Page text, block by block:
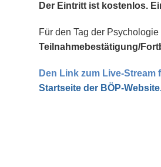
Der Eintritt ist kostenlos.
Für den Tag der
Teilnahmebestätigung/
Den Link zum Live-Stream
Startseite der BÖP-